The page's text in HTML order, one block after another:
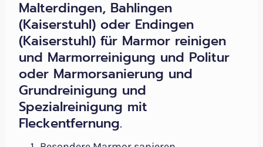
Malterdingen, Bahlingen
(Kaiserstuhl) oder Endingen
(Kaiserstuhl) für Marmor reinigen
und Marmorreinigung und Politur
oder Marmorsanierung und
Grundreinigung und
Spezialreinigung mit
Fleckentfernung.